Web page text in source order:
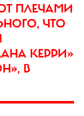
ПЛЕЧАМИ
ЧТО
КЕРРИ»
В